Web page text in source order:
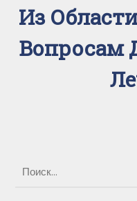
Из
Вопросам